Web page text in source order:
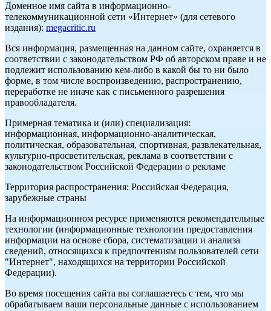
Доменное имя сайта в информационно-
телекоммуникационной сети «Интернет» (для сетевого
издания): megacritic.ru
Вся информация, размещенная на данном сайте, охраняется в
соответствии с законодательством РФ об авторском праве и не
подлежит использованию кем-либо в какой бы то ни было
форме, в том числе воспроизведению, распространению,
переработке не иначе как с письменного разрешения
правообладателя.
Примерная тематика и (или) специализация:
информационная, информационно-аналитическая,
политическая, образовательная, спортивная, развлекательная,
культурно-просветительская, реклама в соответствии с
законодательством Российской Федерации о рекламе
Территория распространения: Российская Федерация,
зарубежные страны
На информационном ресурсе применяются рекомендательные
технологии (информационные технологии предоставления
информации на основе сбора, систематизации и анализа
сведений, относящихся к предпочтениям пользователей сети
"Интернет", находящихся на территории Российской
Федерации).
Во время посещения сайта вы соглашаетесь с тем, что мы
обрабатываем ваши персональные данные с использованием